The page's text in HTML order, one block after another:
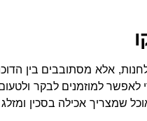
אלא מסתובבים בין
לאפשר למוזמנים לבקר
שמצריך אכילה בסכין